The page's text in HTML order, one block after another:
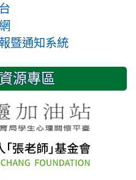
暨通知系統
源專區